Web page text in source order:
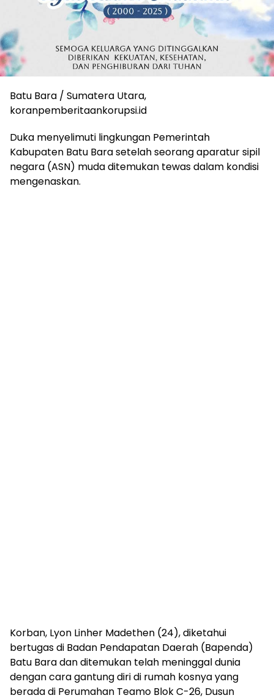
Batu Bara / Sumatera Utara,
koranpemberitaankorupsi.id
Duka menyelimuti lingkungan Pemerintah
Kabupaten Batu Bara setelah seorang aparatur sipil
negara (ASN) muda ditemukan tewas dalam kondisi
mengenaskan.
Korban, Lyon Linher Madethen (24), diketahui
bertugas di Badan Pendapatan Daerah (Bapenda)
Batu Bara dan ditemukan telah meninggal dunia
dengan cara gantung diri di rumah kosnya yang
berada di Perumahan Teamo Blok C-26, Dusun